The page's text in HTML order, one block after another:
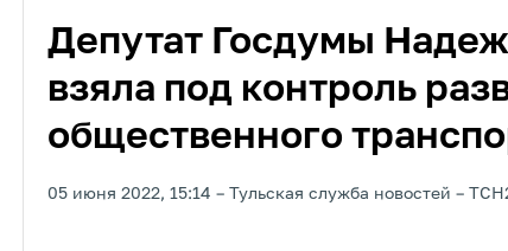
Депутат Госдумы
взяла под контроль
общественного
05 июня 2022, 15:14 Тульская служба новостей